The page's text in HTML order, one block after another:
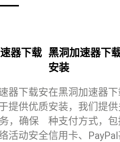
器下载
器下载安
提供优质
，确保
活动安全
黑洞加速器下
安装
在黑洞加速器
安装，我们提
种支付方式，
信用卡、